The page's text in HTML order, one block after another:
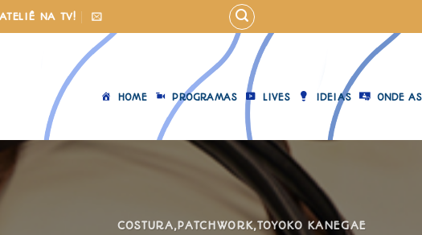
NA TV!
HOME PROGRAMAS LIVES IDEIAS ONDE
COSTURA,PATCHWORK,TOYOKO KANEGAE